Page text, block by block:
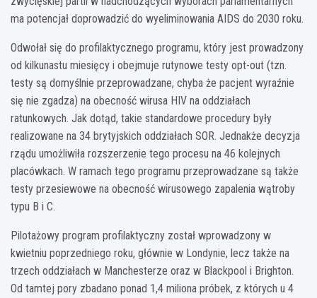
ma potencjał doprowadzić do wyeliminowania AIDS do 2030 roku.
Odwołał się do profilaktycznego programu, który jest prowadzony
od kilkunastu miesięcy i obejmuje rutynowe testy opt-out (tzn.
testy są domyślnie przeprowadzane, chyba że pacjent wyraźnie
się nie zgadza) na obecność wirusa HIV na oddziałach
ratunkowych. Jak dotąd, takie standardowe procedury były
realizowane na 34 brytyjskich oddziałach SOR. Jednakże decyzja
rządu umożliwiła rozszerzenie tego procesu na 46 kolejnych
placówkach. W ramach tego programu przeprowadzane są także
testy przesiewowe na obecność wirusowego zapalenia wątroby
typu B i C.
Pilotażowy program profilaktyczny został wprowadzony w
kwietniu poprzedniego roku, głównie w Londynie, lecz także na
trzech oddziałach w Manchesterze oraz w Blackpool i Brighton.
Od tamtej pory zbadano ponad 1,4 miliona próbek, z których u 4